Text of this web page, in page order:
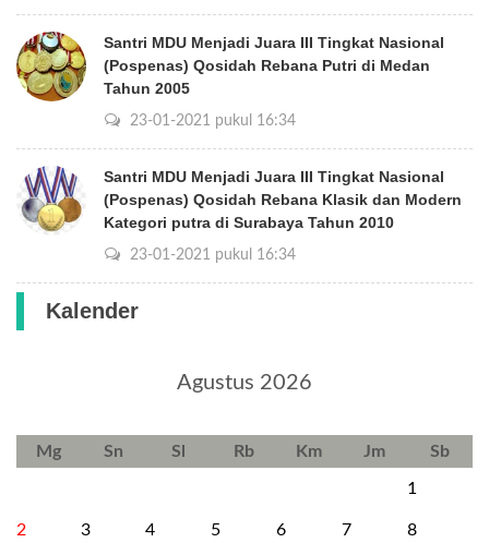
Santri MDU Menjadi Juara III Tingkat Nasional
(Pospenas) Qosidah Rebana Putri di Medan
Tahun 2005
23-01-2021 pukul 16:34
Santri MDU Menjadi Juara III Tingkat Nasional
(Pospenas) Qosidah Rebana Klasik dan Modern
Kategori putra di Surabaya Tahun 2010
23-01-2021 pukul 16:34
Kalender
Agustus 2026
Mg Sn Sl Rb Km Jm Sb
1
2 3 4 5 6 7 8